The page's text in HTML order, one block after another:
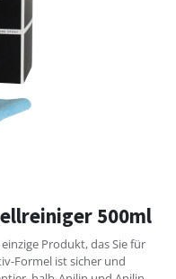
500ml
Produkt, das Sie für
Formel ist sicher und